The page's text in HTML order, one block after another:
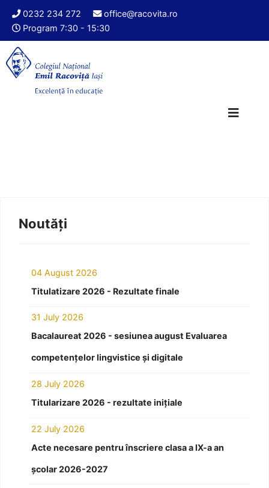
0232 234 272
office@racovita.ro
Program 7:30 - 15:30
Noutăți
04 August 2026
Titulatizare 2026 - Rezultate finale
31 July 2026
Bacalaureat 2026 - sesiunea august Evaluarea
competențelor lingvistice și digitale
28 July 2026
Titularizare 2026 - rezultate inițiale
22 July 2026
Acte necesare pentru înscriere clasa a IX-a an
școlar 2026-2027